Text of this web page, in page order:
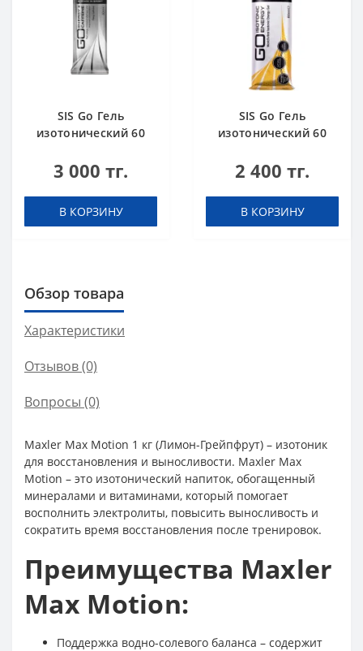
SIS Go Гель
изотонический 60
Кола
3 000 тг.
В КОРЗИНУ
SIS Go Гель
изотонический 60
2 400 тг.
В КОРЗИНУ
Обзор товара
Характеристики
Отзывов (0)
Вопросы (0)
Maxler Max Motion 1 кг (Лимон-Грейпфрут) – изотоник
для восстановления и выносливости. Maxler Max
Motion – это изотонический напиток, обогащенный
минералами и витаминами, который помогает
восполнить электролиты, повысить выносливость и
сократить время восстановления после тренировок.
Преимущества Maxler
Max Motion:
Поддержка водно-солевого баланса – содержит